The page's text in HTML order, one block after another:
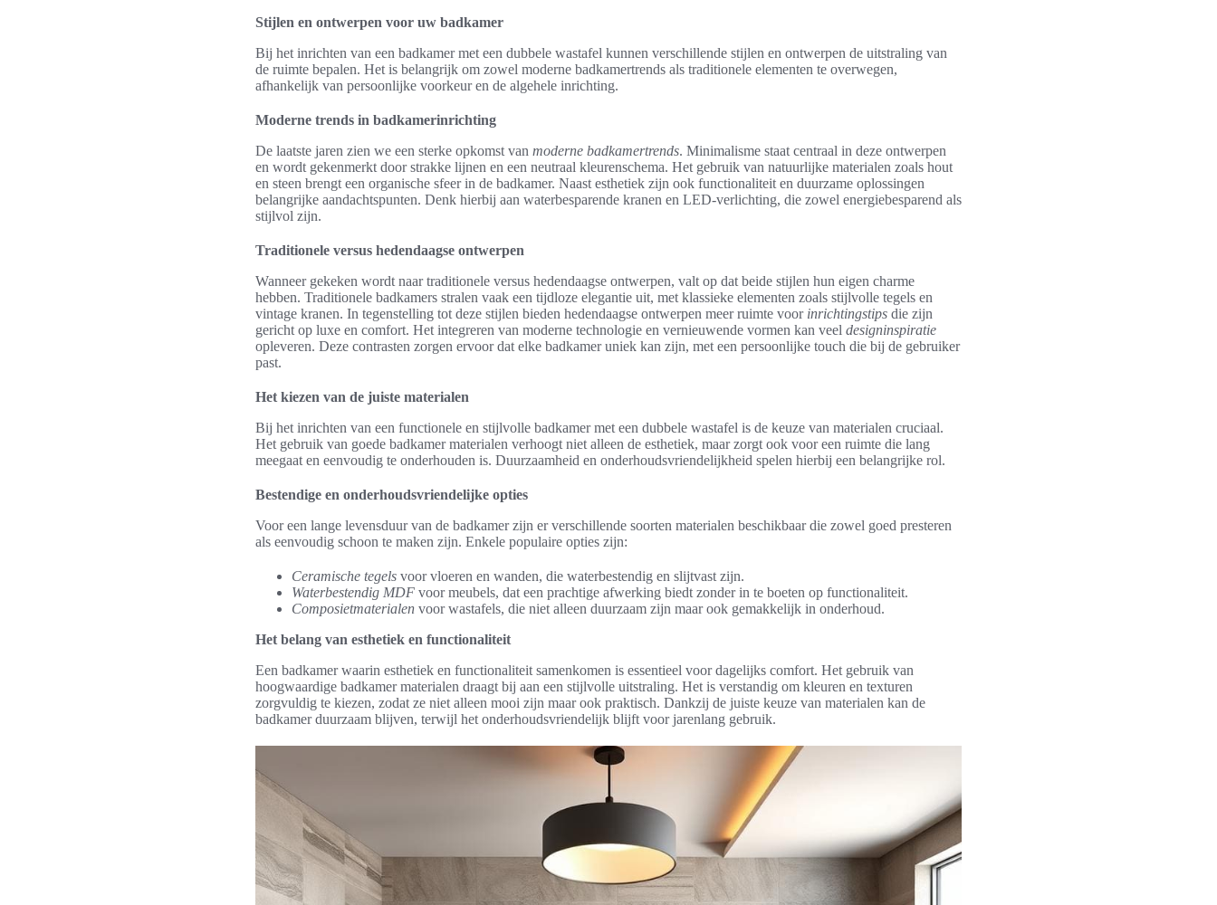
Stijlen en ontwerpen voor uw badkamer
Bij het inrichten van een badkamer met een dubbele wastafel kunnen verschillende stijlen en ontwerpen de uitstraling van
de ruimte bepalen. Het is belangrijk om zowel moderne badkamertrends als traditionele elementen te overwegen,
afhankelijk van persoonlijke voorkeur en de algehele inrichting.
Moderne trends in badkamerinrichting
De laatste jaren zien we een sterke opkomst van moderne badkamertrends. Minimalisme staat centraal in deze ontwerpen
en wordt gekenmerkt door strakke lijnen en een neutraal kleurenschema. Het gebruik van natuurlijke materialen zoals hout
en steen brengt een organische sfeer in de badkamer. Naast esthetiek zijn ook functionaliteit en duurzame oplossingen
belangrijke aandachtspunten. Denk hierbij aan waterbesparende kranen en LED-verlichting, die zowel energiebesparend als
stijlvol zijn.
Traditionele versus hedendaagse ontwerpen
Wanneer gekeken wordt naar traditionele versus hedendaagse ontwerpen, valt op dat beide stijlen hun eigen charme
hebben. Traditionele badkamers stralen vaak een tijdloze elegantie uit, met klassieke elementen zoals stijlvolle tegels en
vintage kranen. In tegenstelling tot deze stijlen bieden hedendaagse ontwerpen meer ruimte voor inrichtingstips die zijn
gericht op luxe en comfort. Het integreren van moderne technologie en vernieuwende vormen kan veel designinspiratie
opleveren. Deze contrasten zorgen ervoor dat elke badkamer uniek kan zijn, met een persoonlijke touch die bij de gebruiker
past.
Het kiezen van de juiste materialen
Bij het inrichten van een functionele en stijlvolle badkamer met een dubbele wastafel is de keuze van materialen cruciaal.
Het gebruik van goede badkamer materialen verhoogt niet alleen de esthetiek, maar zorgt ook voor een ruimte die lang
meegaat en eenvoudig te onderhouden is. Duurzaamheid en onderhoudsvriendelijkheid spelen hierbij een belangrijke rol.
Bestendige en onderhoudsvriendelijke opties
Voor een lange levensduur van de badkamer zijn er verschillende soorten materialen beschikbaar die zowel goed presteren
als eenvoudig schoon te maken zijn. Enkele populaire opties zijn:
Ceramische tegels voor vloeren en wanden, die waterbestendig en slijtvast zijn.
Waterbestendig MDF voor meubels, dat een prachtige afwerking biedt zonder in te boeten op functionaliteit.
Composietmaterialen voor wastafels, die niet alleen duurzaam zijn maar ook gemakkelijk in onderhoud.
Het belang van esthetiek en functionaliteit
Een badkamer waarin esthetiek en functionaliteit samenkomen is essentieel voor dagelijks comfort. Het gebruik van
hoogwaardige badkamer materialen draagt bij aan een stijlvolle uitstraling. Het is verstandig om kleuren en texturen
zorgvuldig te kiezen, zodat ze niet alleen mooi zijn maar ook praktisch. Dankzij de juiste keuze van materialen kan de
badkamer duurzaam blijven, terwijl het onderhoudsvriendelijk blijft voor jarenlang gebruik.